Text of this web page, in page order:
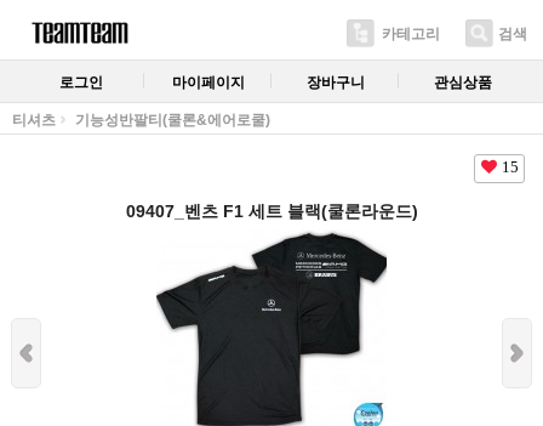
카테고리 검색
로그인 마이페이지 장바구니 관심상품
티셔츠 기능성반팔티(쿨론&에어로쿨)
15
09407_벤츠 F1 세트 블랙(쿨론라운드)